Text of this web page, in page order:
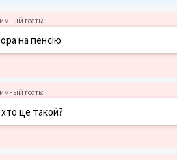
на пенсію
це такой?